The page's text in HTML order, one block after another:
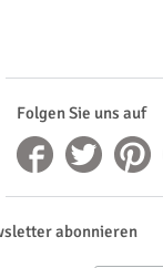
Folgen Sie uns auf
abonnieren